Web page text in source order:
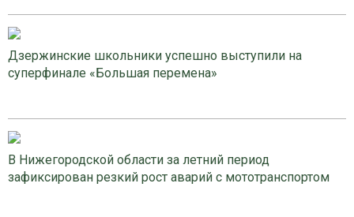
Дзержинские школьники успешно выступили на
суперфинале «Большая перемена»
В Нижегородской области за летний период
зафиксирован резкий рост аварий с мототранспортом